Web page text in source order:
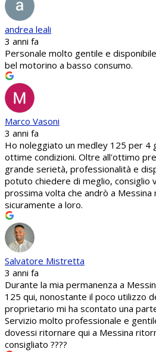
andrea leali
3 anni fa
Personale molto gentile e
bel motorino a basso consumo.
Marco Vasoni
3 anni fa
Ho noleggiato un medley 125 per 4
ottime condizioni. Oltre all'ottimo
grande serietà, professionalità e
potuto chiedere di meglio, consiglio
prossima volta che andrò a Messina
sicuramente a loro.
Salvatore Mistretta
3 anni fa
Durante la mia permanenza a
125 qui, nonostante il poco utilizzo
proprietario mi ha scontato una
Servizio molto professionale e
dovessi ritornare qui a Messina
consigliato ????